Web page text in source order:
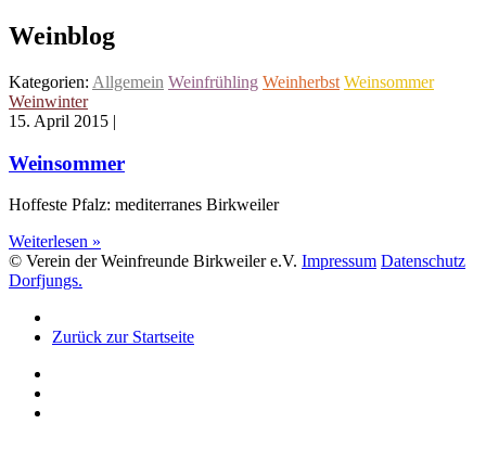
Weinblog
Kategorien: Allgemein Weinfrühling Weinherbst Weinsommer
Weinwinter
15. April 2015 |
Weinsommer
Hoffeste Pfalz: mediterranes Birkweiler
Weiterlesen »
© Verein der Weinfreunde Birkweiler e.V. Impressum Datenschutz
Dorfjungs.
Zurück zur Startseite